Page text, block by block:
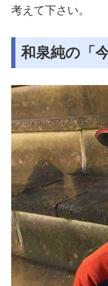
考えて下さい。
和泉純の「